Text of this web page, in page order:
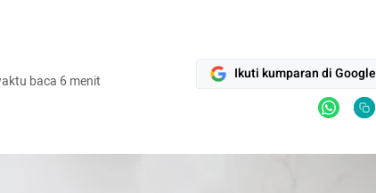
baca 6 menit Ikuti kumparan di Google